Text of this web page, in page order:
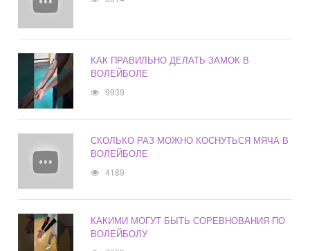
КАК ПРАВИЛЬНО ДЕЛАТЬ ЗАМОК В
ВОЛЕЙБОЛЕ
9939
СКОЛЬКО РАЗ МОЖНО КОСНУТЬСЯ МЯЧА В
ВОЛЕЙБОЛЕ
4189
КАКИМИ МОГУТ БЫТЬ СОРЕВНОВАНИЯ ПО
ВОЛЕЙБОЛУ